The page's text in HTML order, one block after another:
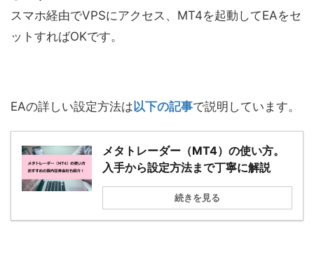
スマホ経由でVPSにアクセス、MT4を起動してEAをセ
ットすればOKです。
EAの詳しい設定方法は 以下の記事で説明しています。
メタトレーダー（MT4）の使い方。
入手から設定方法まで丁寧に解説
続きを見る